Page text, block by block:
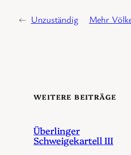
← Unzuständig Mehr
WEITERE BEITRÄGE
Überlinger
Schweigekartell III